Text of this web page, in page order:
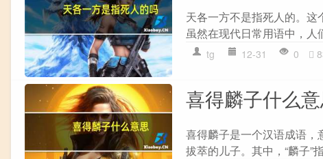
天各一方不是指死人的。这
虽然在现代日常用语中，人
tg 12-31 0
喜得麟子什么
喜得麟子是一个汉语成语
拔萃的儿子。其中，“麟子”